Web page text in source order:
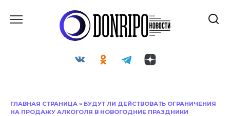
ГЛАВНАЯ СТРАНИЦА » БУДУТ ЛИ ДЕЙСТВОВАТЬ ОГРАНИЧЕНИЯ
НА ПРОДАЖУ АЛКОГОЛЯ В НОВОГОДНИЕ ПРАЗДНИКИ